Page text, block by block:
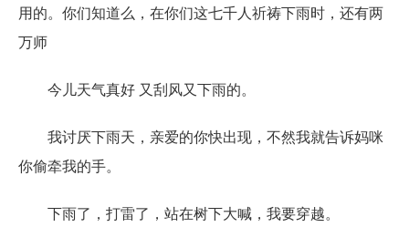
用的。你们知道么，在你们这七千人祈祷下雨时，还有两
万师
今儿天气真好 又刮风又下雨的。
我讨厌下雨天，亲爱的你快出现，不然我就告诉妈咪
你偷牵我的手。
下雨了，打雷了，站在树下大喊，我要穿越。